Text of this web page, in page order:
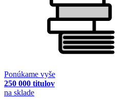
Ponúkame vyše
250 000 titulov
na sklade